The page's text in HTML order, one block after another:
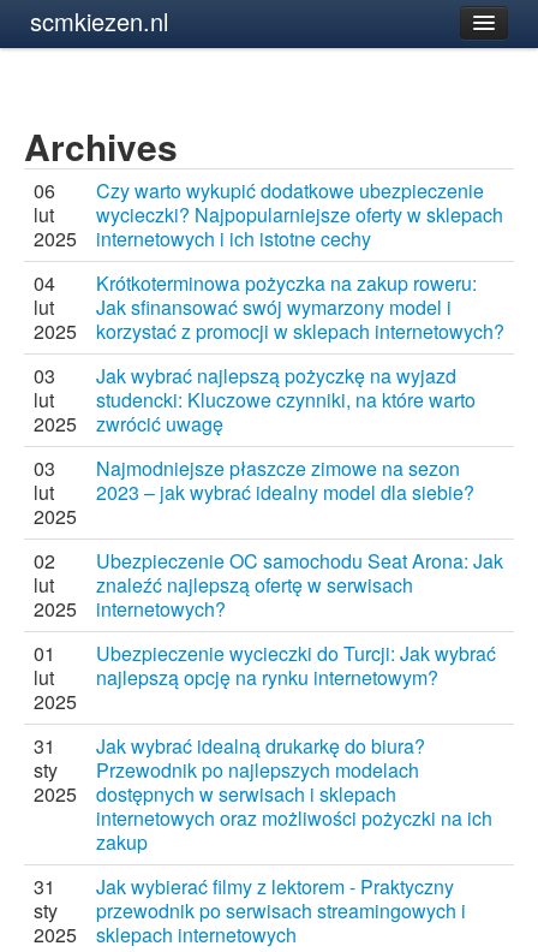
scmkiezen.nl
Archives
06
lut
2025
Czy warto wykupić dodatkowe ubezpieczenie
wycieczki? Najpopularniejsze oferty w sklepach
internetowych i ich istotne cechy
04
lut
2025
Krótkoterminowa pożyczka na zakup roweru:
Jak sfinansować swój wymarzony model i
korzystać z promocji w sklepach internetowych?
03
lut
2025
Jak wybrać najlepszą pożyczkę na wyjazd
studencki: Kluczowe czynniki, na które warto
zwrócić uwagę
03
lut
2025
Najmodniejsze płaszcze zimowe na sezon
2023 – jak wybrać idealny model dla siebie?
02
lut
2025
Ubezpieczenie OC samochodu Seat Arona: Jak
znaleźć najlepszą ofertę w serwisach
internetowych?
01
lut
2025
Ubezpieczenie wycieczki do Turcji: Jak wybrać
najlepszą opcję na rynku internetowym?
31
sty
2025
Jak wybrać idealną drukarkę do biura?
Przewodnik po najlepszych modelach
dostępnych w serwisach i sklepach
internetowych oraz możliwości pożyczki na ich
zakup
31
sty
2025
Jak wybierać filmy z lektorem - Praktyczny
przewodnik po serwisach streamingowych i
sklepach internetowych